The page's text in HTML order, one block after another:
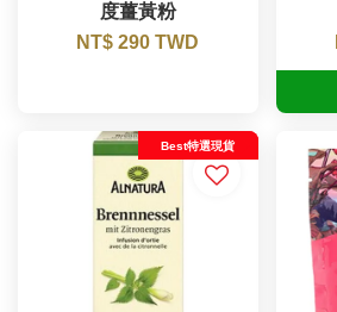
度薑黃粉
NT$ 290 TWD
Best特選現貨